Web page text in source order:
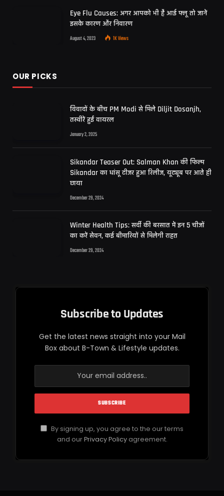
Eye Flu Causes: अगर आपको भी है आई फ्लू तो जानें
इसके कारण और निवारण
August 4, 2023 1KViews
OUR PICKS
विवादों के बीच PM Modi से मिले Diljit Dosanjh,
तस्वीरें हुईं वायरल
January 2, 2025
Sikandar Teaser Out: Salman Khan की फिल्म
Sikandar का धांसू टीजर हुआ रिलीज, यूट्यूब पर आते ही
छाया
December 29, 2024
Winter Health Tips: सर्दी की बरसात में इन 5 चीजों
का करें सेवन, कई बीमारियों से मिलेगी राहत
December 29, 2024
Subscribe to Updates
Get the latest news straight into your Mail
Box about B-Town & Lifestyle updates.
By signing up, you agree to the our terms
and ourPrivacy Policyagreement.